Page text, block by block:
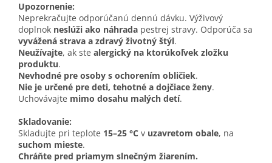
Upozornenie:
Neprekračujte odporúčanú dennú dávku. Výživový
doplnok neslúži ako náhrada pestrej stravy. Odporúča sa
vyvážená strava a zdravý životný štýl.
Neužívajte, ak ste alergický na ktorúkoľvek zložku
produktu.
Nevhodné pre osoby s ochorením obličiek.
Nie je určené pre deti, tehotné a dojčiace ženy.
Uchovávajte mimo dosahu malých detí.
Skladovanie:
Skladujte pri teplote 15–25 °C v uzavretom obale, na
suchom mieste.
Chráňte pred priamym slnečným žiarením.